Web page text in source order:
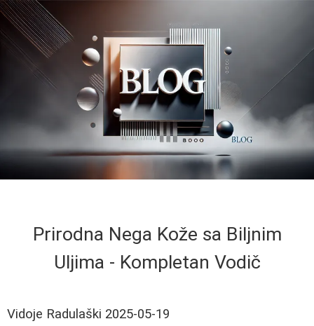
Prirodna Nega Kože sa Biljnim
Uljima - Kompletan Vodič
Vidoje Radulaški 2025-05-19